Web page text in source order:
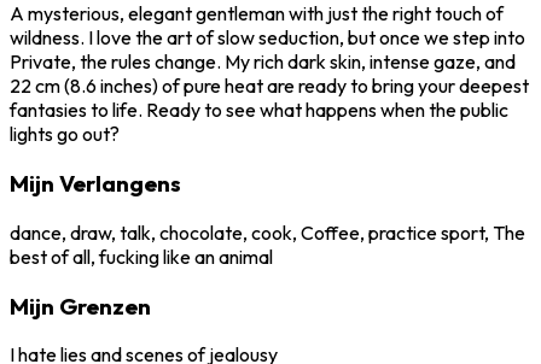
A mysterious, elegant gentleman with just the right touch of
wildness. I love the art of slow seduction, but once we step into
Private, the rules change. My rich dark skin, intense gaze, and
22 cm (8.6 inches) of pure heat are ready to bring your deepest
fantasies to life. Ready to see what happens when the public
lights go out?
Mijn Verlangens
dance, draw, talk, chocolate, cook, Coffee, practice sport, The
best of all, fucking like an animal
Mijn Grenzen
I hate lies and scenes of jealousy